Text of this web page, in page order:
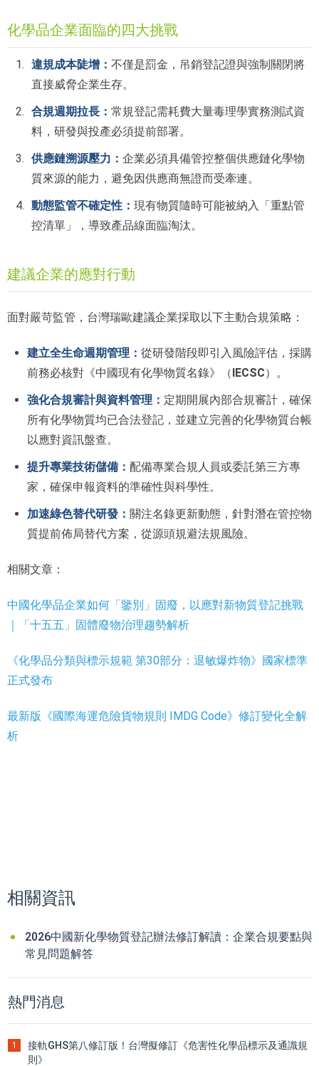
化學品企業面臨的四大挑戰
違規成本陡增： 不僅是罰金，吊銷登記證與強制關閉將
直接威脅企業生存。
合規週期拉長： 常規登記需耗費大量毒理學實務測試資
料，研發與投產必須提前部署。
供應鏈溯源壓力： 企業必須具備管控整個供應鏈化學物
質來源的能力，避免因供應商無證而受牽連。
動態監管不確定性： 現有物質隨時可能被納入「重點管
控清單」，導致產品線面臨淘汰。
建議企業的應對行動
面對嚴苛監管，台灣瑞歐建議企業採取以下主動合規策略：
建立全生命週期管理： 從研發階段即引入風險評估，採購
前務必核對《中國現有化學物質名錄》（IECSC）。
強化合規審計與資料管理： 定期開展內部合規審計，確保
所有化學物質均已合法登記，並建立完善的化學物質台帳
以應對資訊盤查。
提升專業技術儲備： 配備專業合規人員或委託第三方專
家，確保申報資料的準確性與科學性。
加速綠色替代研發： 關注名錄更新動態，針對潛在管控物
質提前佈局替代方案，從源頭規避法規風險。
相關文章：
中國化學品企業如何「鑒別」固廢，以應對新物質登記挑戰
｜「十五五」固體廢物治理趨勢解析
《化學品分類與標示規範 第30部分：退敏爆炸物》國家標準
正式發布
最新版《國際海運危險貨物規則 IMDG Code》修訂變化全解
析
相關資訊
2026中國新化學物質登記辦法修訂解讀：企業合規要點與
常見問題解答
熱門消息
1
接軌GHS第八修訂版！台灣擬修訂《危害性化學品標示及通識規
則》